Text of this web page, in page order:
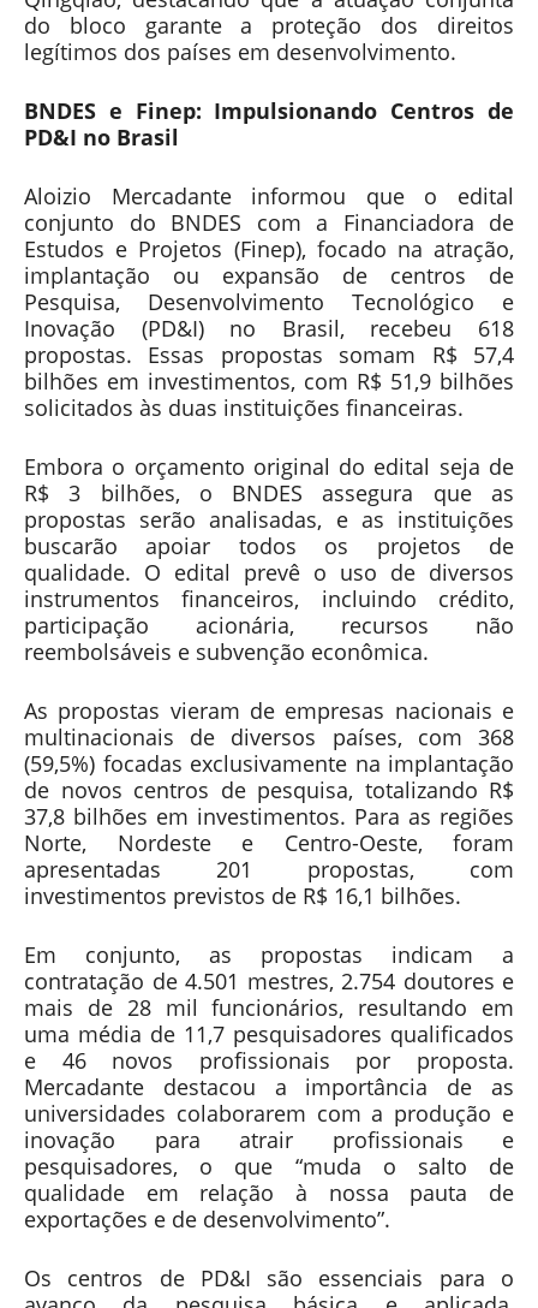
do bloco garante a proteção dos direitos
legítimos dos países em desenvolvimento.
BNDES e Finep: Impulsionando Centros de
PD&I no Brasil
Aloizio Mercadante informou que o edital
conjunto do BNDES com a Financiadora de
Estudos e Projetos (Finep), focado na atração,
implantação ou expansão de centros de
Pesquisa, Desenvolvimento Tecnológico e
Inovação (PD&I) no Brasil, recebeu 618
propostas. Essas propostas somam R$ 57,4
bilhões em investimentos, com R$ 51,9 bilhões
solicitados às duas instituições financeiras.
Embora o orçamento original do edital seja de
R$ 3 bilhões, o BNDES assegura que as
propostas serão analisadas, e as instituições
buscarão apoiar todos os projetos de
qualidade. O edital prevê o uso de diversos
instrumentos financeiros, incluindo crédito,
participação acionária, recursos não
reembolsáveis e subvenção econômica.
As propostas vieram de empresas nacionais e
multinacionais de diversos países, com 368
(59,5%) focadas exclusivamente na implantação
de novos centros de pesquisa, totalizando R$
37,8 bilhões em investimentos. Para as regiões
Norte, Nordeste e Centro-Oeste, foram
apresentadas 201 propostas, com
investimentos previstos de R$ 16,1 bilhões.
Em conjunto, as propostas indicam a
contratação de 4.501 mestres, 2.754 doutores e
mais de 28 mil funcionários, resultando em
uma média de 11,7 pesquisadores qualificados
e 46 novos profissionais por proposta.
Mercadante destacou a importância de as
universidades colaborarem com a produção e
inovação para atrair profissionais e
pesquisadores, o que “muda o salto de
qualidade em relação à nossa pauta de
exportações e de desenvolvimento”.
Os centros de PD&I são essenciais para o